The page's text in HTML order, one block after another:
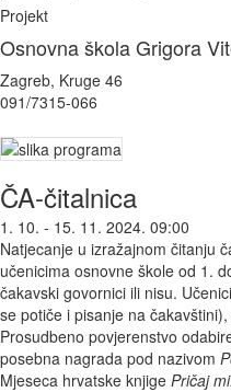
Projekt
Osnovna škola Grigora
Zagreb, Kruge 46
091/7315-066
ČA-čitalnica
1. 10. - 15. 11. 2024. 09:00
Natjecanje u izražajnom čitanju
učenicima osnovne škole od 1.
čakavski govornici ili nisu.
se potiče i pisanje na
Prosudbeno povjerenstvo
posebna nagrada pod nazivom
Mjeseca hrvatske knjige Pričaj